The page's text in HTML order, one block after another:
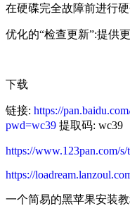
在硬碟完全故障前进行
优化的“检查更新”:提供
下载
链接: https://
pwd=wc39 提取码: wc39
https://www.123pan.com/
https://
一个简易的黑苹果安装教